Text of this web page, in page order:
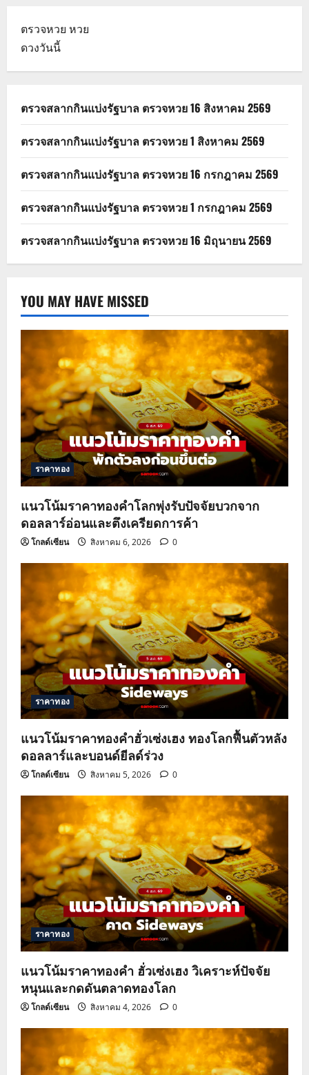
ตรวจหวย หวย
ดวงวันนี้
ตรวจสลากกินแบ่งรัฐบาล ตรวจหวย 16 สิงหาคม 2569
ตรวจสลากกินแบ่งรัฐบาล ตรวจหวย 1 สิงหาคม 2569
ตรวจสลากกินแบ่งรัฐบาล ตรวจหวย 16 กรกฎาคม 2569
ตรวจสลากกินแบ่งรัฐบาล ตรวจหวย 1 กรกฎาคม 2569
ตรวจสลากกินแบ่งรัฐบาล ตรวจหวย 16 มิถุนายน 2569
YOU MAY HAVE MISSED
ราคาทอง
แนวโน้มราคาทองคำโลกพุ่งรับปัจจัยบวกจาก
ดอลลาร์อ่อนและตึงเครียดการค้า
โกลด์เซียน สิงหาคม 6, 2026 0
ราคาทอง
แนวโน้มราคาทองคำฮั่วเซ่งเฮง ทองโลกฟื้นตัวหลัง
ดอลลาร์และบอนด์ยีลด์ร่วง
โกลด์เซียน สิงหาคม 5, 2026 0
ราคาทอง
แนวโน้มราคาทองคำ ฮั่วเซ่งเฮง วิเคราะห์ปัจจัย
หนุนและกดดันตลาดทองโลก
โกลด์เซียน สิงหาคม 4, 2026 0